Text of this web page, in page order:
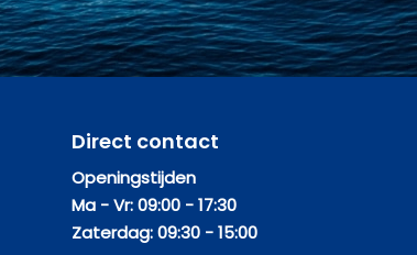
Direct contact
Openingstijden
Ma - Vr: 09:00 - 17:30
Zaterdag: 09:30 - 15:00